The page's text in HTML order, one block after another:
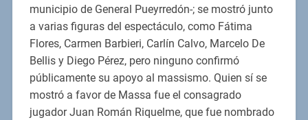
municipio de General Pueyrredón-; se mostró junto
a varias figuras del espectáculo, como Fátima
Flores, Carmen Barbieri, Carlín Calvo, Marcelo De
Bellis y Diego Pérez, pero ninguno confirmó
públicamente su apoyo al massismo. Quien sí se
mostró a favor de Massa fue el consagrado
jugador Juan Román Riquelme, que fue nombrado